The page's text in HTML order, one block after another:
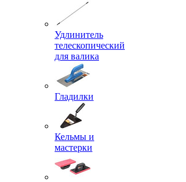
Удлинитель
телескопический
для валика
Гладилки
Кельмы и
мастерки